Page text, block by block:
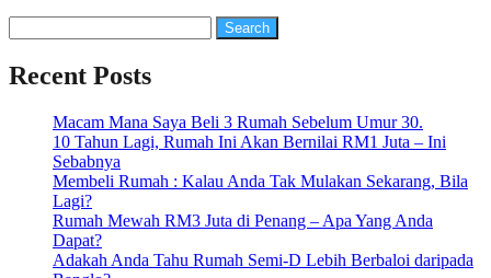
for:
Recent Posts
Macam Mana Saya Beli 3 Rumah Sebelum Umur 30.
10 Tahun Lagi, Rumah Ini Akan Bernilai RM1 Juta – Ini
Sebabnya
Membeli Rumah : Kalau Anda Tak Mulakan Sekarang, Bila
Lagi?
Rumah Mewah RM3 Juta di Penang – Apa Yang Anda
Dapat?
Adakah Anda Tahu Rumah Semi-D Lebih Berbaloi daripada